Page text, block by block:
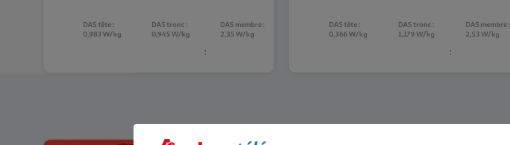
DAS tête :
0,983 W/kg
DAS tronc :
0,945 W/kg
DAS membre :
2,35 W/kg
:
DAS tête :
0,366 W/kg
DAS tronc :
1,179 W/kg
DAS membre :
2,53 W/kg
: